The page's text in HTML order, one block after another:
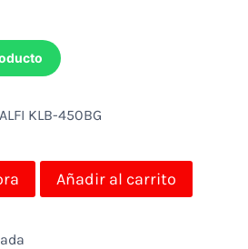
KLB-450BG
Añadir al carrito